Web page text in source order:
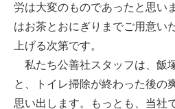
労は大変のものであったと思い
はお茶とおにぎりまでご用意い
上げる次第です。
私たち公善社スタッフは、飯
と、トイレ掃除が終わった後の
思い出します。もっとも、当社